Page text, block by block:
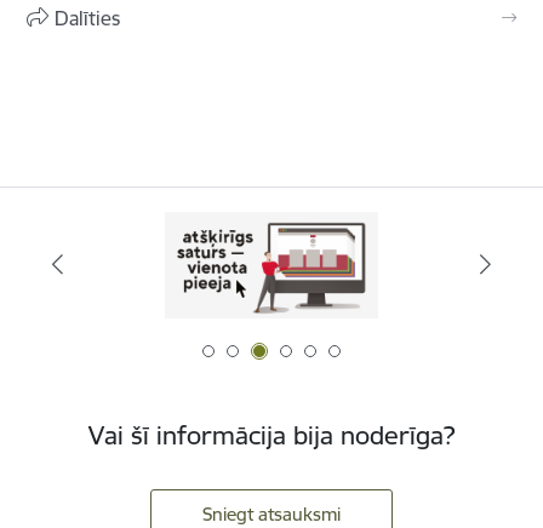
Dalīties
Vai šī informācija bija noderīga?
Sniegt atsauksmi